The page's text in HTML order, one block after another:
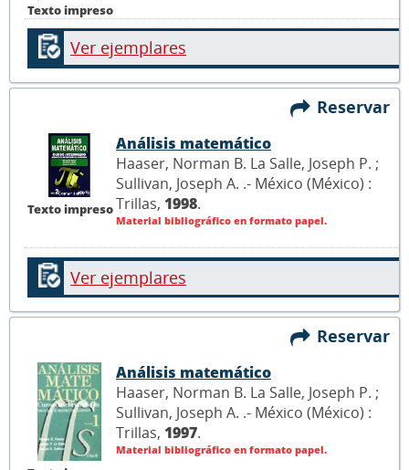
Texto impreso
Ver ejemplares
Reservar
Texto impreso
Análisis matemático
Haaser, Norman B. La Salle, Joseph P. ;
Sullivan, Joseph A. .- México (México) :
Trillas, 1998.
Material bibliográfico en formato papel.
Ver ejemplares
Reservar
Análisis matemático
Haaser, Norman B. La Salle, Joseph P. ;
Sullivan, Joseph A. .- México (México) :
Trillas, 1997.
Material bibliográfico en formato papel.